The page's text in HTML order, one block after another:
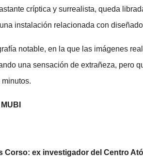
críptica y surrealista, queda
instalación relacionada con
notable, en la que las imágenes
una sensación de extrañeza, pero
Corso: ex investigador del Centro